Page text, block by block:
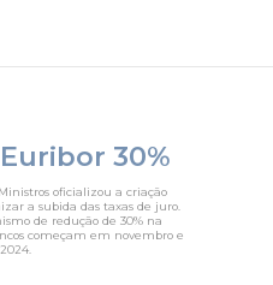
30%
oficializou a criação
a subida das taxas de juro.
de redução de 30% na
começam em novembro e